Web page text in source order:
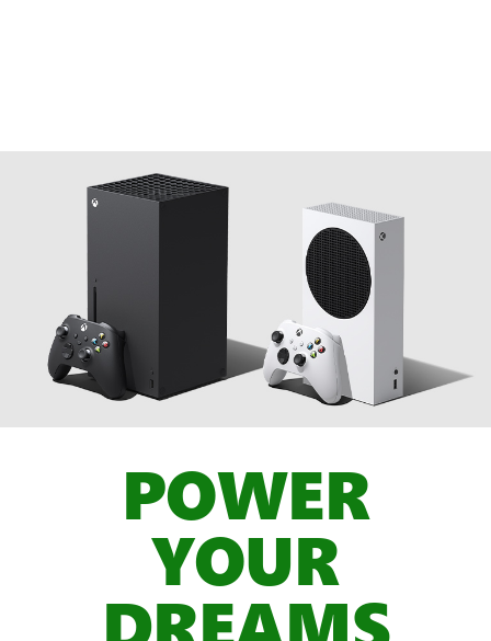
POWER
YOUR
DREAMS